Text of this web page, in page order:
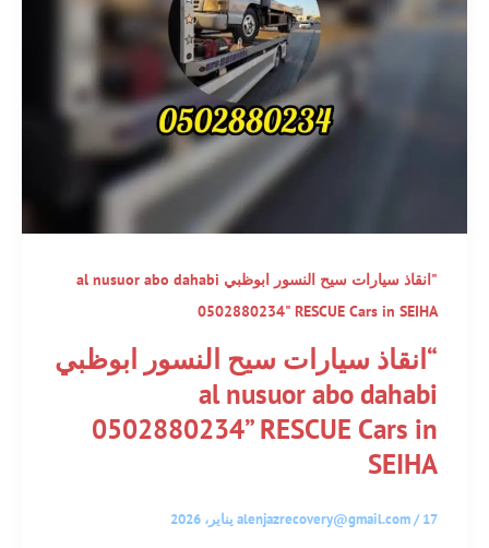
"انقاذ سيارات سيح النسور ابوظبي al nusuor abo dahabi
0502880234" RESCUE Cars in SEIHA
“انقاذ سيارات سيح النسور ابوظبي
al nusuor abo dahabi
0502880234” RESCUE Cars in
SEIHA
alenjazrecovery@gmail.com/17 يناير، 2026